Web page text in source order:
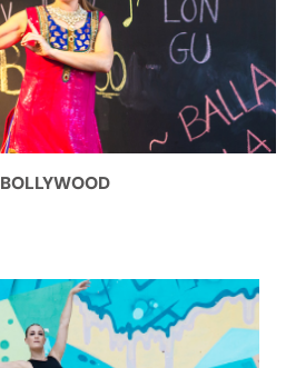
BOLLYWOOD